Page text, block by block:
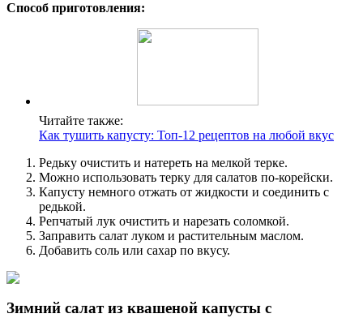
Способ приготовления:
Читайте также:
Как тушить капусту: Топ-12 рецептов на любой вкус
Редьку очистить и натереть на мелкой терке.
Можно использовать терку для салатов по-корейски.
Капусту немного отжать от жидкости и соединить с
редькой.
Репчатый лук очистить и нарезать соломкой.
Заправить салат луком и растительным маслом.
Добавить соль или сахар по вкусу.
Зимний салат из квашеной капусты с